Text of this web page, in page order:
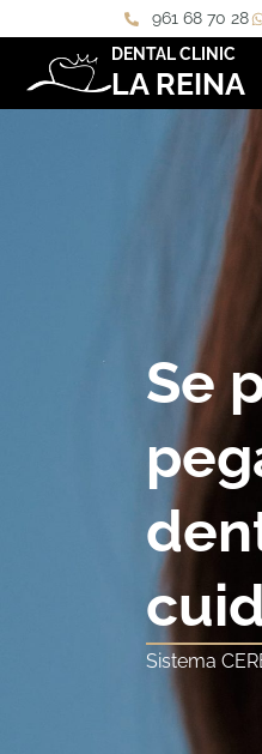
961 68 70 28
DENTAL CLINIC
LA REINA
Se
Sistema